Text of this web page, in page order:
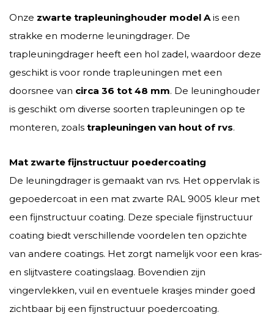
Onze zwarte trapleuninghouder model Ais een
strakke en moderne leuningdrager. De
trapleuningdrager heeft een hol zadel, waardoor deze
geschikt is voor ronde trapleuningen met een
doorsnee van circa 36 tot 48 mm. De leuninghouder
is geschikt om diverse soorten trapleuningen op te
monteren, zoals trapleuningen van hout of rvs.
Mat zwarte fijnstructuur poedercoating
De leuningdrager is gemaakt van rvs. Het oppervlak is
gepoedercoat in een mat zwarte RAL 9005 kleur met
een fijnstructuur coating. Deze speciale fijnstructuur
coating biedt verschillende voordelen ten opzichte
van andere coatings. Het zorgt namelijk voor een kras-
en slijtvastere coatingslaag. Bovendien zijn
vingervlekken, vuil en eventuele krasjes minder goed
zichtbaar bij een fijnstructuur poedercoating.